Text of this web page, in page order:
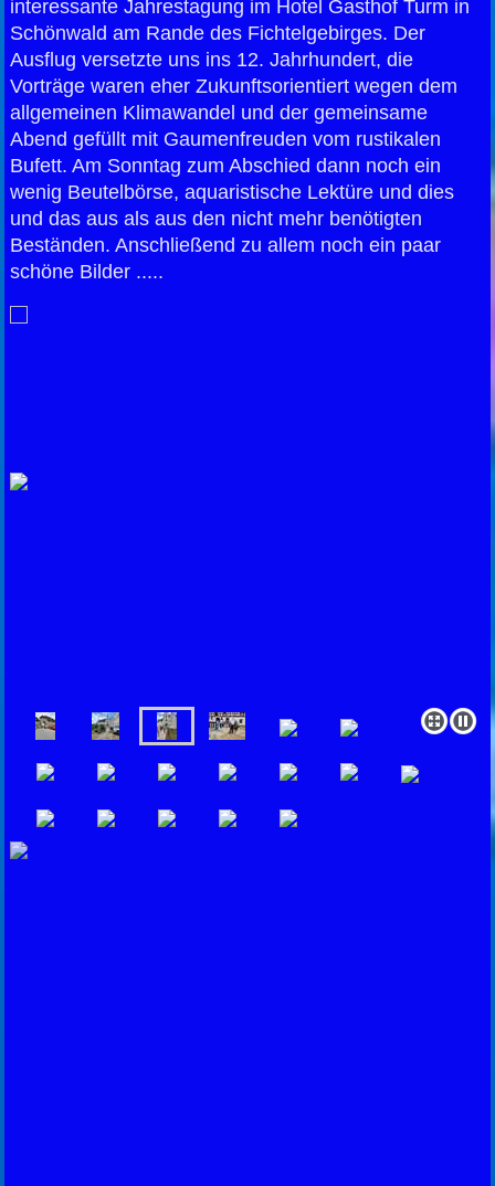
interessante Jahrestagung im Hotel Gasthof Turm in
Schönwald am Rande des Fichtelgebirges. Der
Ausflug versetzte uns ins 12. Jahrhundert, die
Vorträge waren eher Zukunftsorientiert wegen dem
allgemeinen Klimawandel und der gemeinsame
Abend gefüllt mit Gaumenfreuden vom rustikalen
Bufett. Am Sonntag zum Abschied dann noch ein
wenig Beutelbörse, aquaristische Lektüre und dies
und das aus als aus den nicht mehr benötigten
Beständen. Anschließend zu allem noch ein paar
schöne Bilder .....